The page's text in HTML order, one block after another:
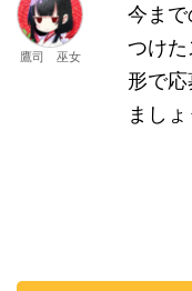
鷹司 巫女
今ま
つけ
形で
ましょ